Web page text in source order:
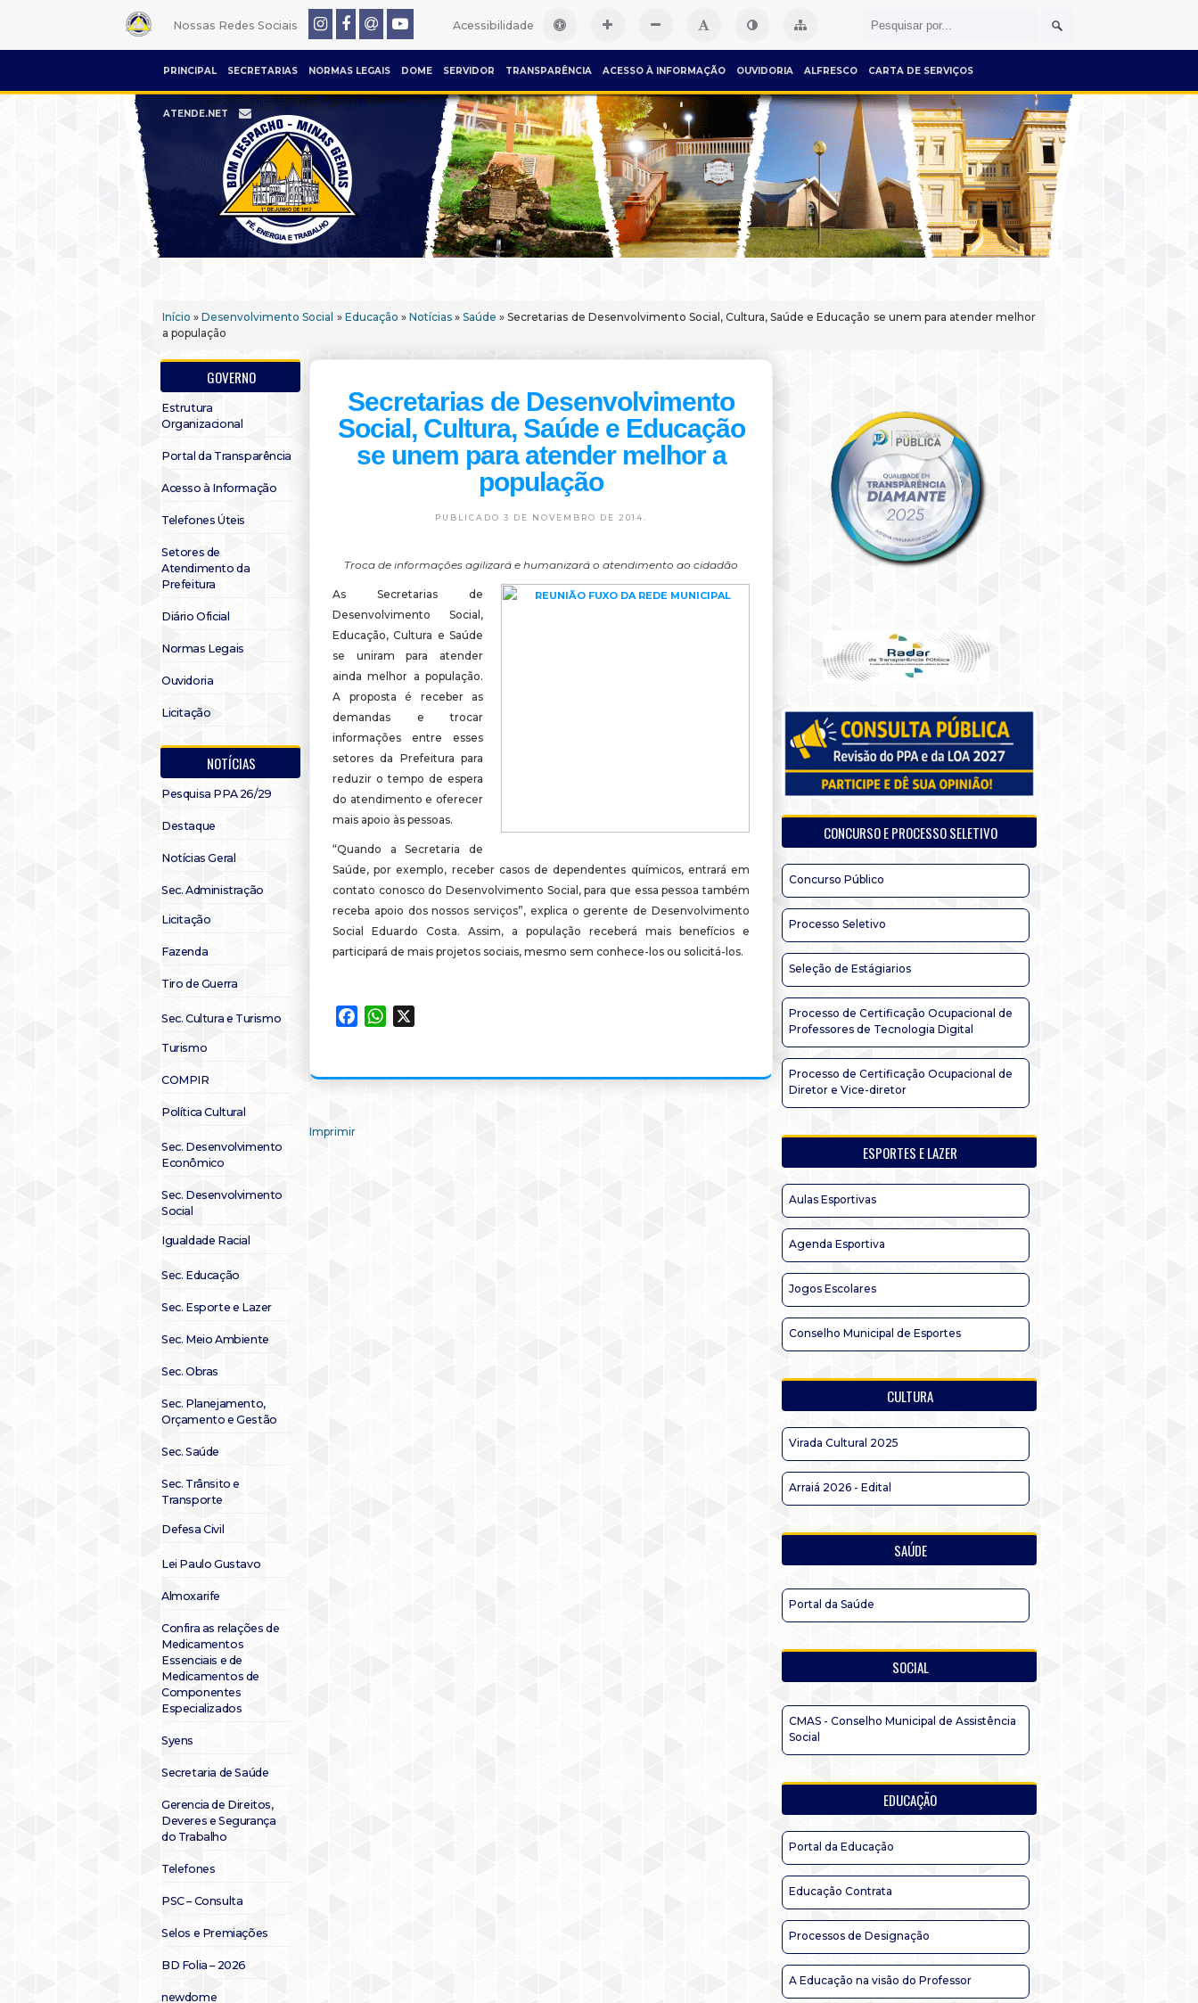
Nossas Redes Sociais Acessibilidade
PRINCIPAL SECRETARIAS NORMAS LEGAIS DOME SERVIDOR TRANSPARÊNCIA ACESSO À INFORMAÇÃO OUVIDORIA ALFRESCO CARTA DE SERVIÇOS
ATENDE.NET
Início »Desenvolvimento Social » Educação » Notícias»Saúde » Secretarias de Desenvolvimento Social, Cultura, Saúde e Educação se unem para atender melhor
a população
GOVERNO
Estrutura
Organizacional
Portal da Transparência
Acesso à Informação
Telefones Úteis
Setores de
Atendimento da
Prefeitura
Diário Oficial
Normas Legais
Ouvidoria
Licitação
NOTÍCIAS
Pesquisa PPA 26/29
Destaque
Notícias Geral
Sec. Administração
Licitação
Fazenda
Tiro de Guerra
Sec. Cultura e Turismo
Turismo
COMPIR
Política Cultural
Sec. Desenvolvimento
Econômico
Sec. Desenvolvimento
Social
Igualdade Racial
Sec. Educação
Sec. Esporte e Lazer
Sec. Meio Ambiente
Sec. Obras
Sec. Planejamento,
Orçamento e Gestão
Sec. Saúde
Sec. Trânsito e
Transporte
Defesa Civil
Lei Paulo Gustavo
Almoxarife
Confira as relações de
Medicamentos
Essenciais e de
Medicamentos de
Componentes
Especializados
Syens
Secretaria de Saúde
Gerencia de Direitos,
Deveres e Segurança
do Trabalho
Telefones
PSC – Consulta
Selos e Premiações
BD Folia – 2026
newdome
Secretarias de Desenvolvimento
Social, Cultura, Saúde e Educação
se unem para atender melhor a
população
PUBLICADO 3 DE NOVEMBRO DE 2014.
Troca de informações agilizará e humanizará o atendimento ao cidadão
As Secretarias de
Desenvolvimento Social,
Educação, Cultura e Saúde
se uniram para atender
ainda melhor a população.
A proposta é receber as
demandas e trocar
informações entre esses
setores da Prefeitura para
reduzir o tempo de espera
do atendimento e oferecer
mais apoio às pessoas.
“Quando a Secretaria de
Saúde, por exemplo, receber casos de dependentes químicos, entrará em
contato conosco do Desenvolvimento Social, para que essa pessoa também
receba apoio dos nossos serviços”, explica o gerente de Desenvolvimento
Social Eduardo Costa. Assim, a população receberá mais benefícios e
participará de mais projetos sociais, mesmo sem conhece-los ou solicitá-los.
FacebookWhatsApp
Imprimir
CONCURSO E PROCESSO SELETIVO
Concurso Público
Processo Seletivo
Seleção de Estágiarios
Processo de Certificação Ocupacional de
Professores de Tecnologia Digital
Processo de Certificação Ocupacional de
Diretor e Vice-diretor
ESPORTES E LAZER
Aulas Esportivas
Agenda Esportiva
Jogos Escolares
Conselho Municipal de Esportes
CULTURA
Virada Cultural 2025
Arraiá 2026 - Edital
SAÚDE
Portal da Saúde
SOCIAL
CMAS - Conselho Municipal de Assistência
Social
EDUCAÇÃO
Portal da Educação
Educação Contrata
Processos de Designação
A Educação na visão do Professor